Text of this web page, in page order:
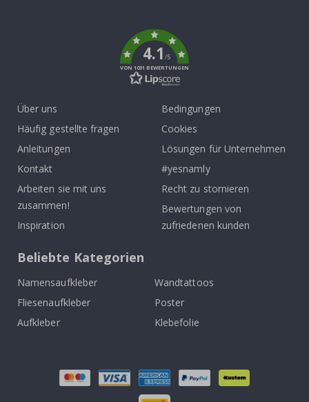
4.1/5
VON 1031 BEWERTUNGEN
Über uns
Häufig gestellte fragen
Anleitungen
Kontakt
Arbeiten sie mit uns
zusammen!
Inspiration
Bedingungen
Cookies
Lösungen für Unternehmen
#yesnamly
Recht zu stornieren
Bewertungen von
zufriedenen kunden
Beliebte Kategorien
Namensaufkleber
Wandtattoos
Fliesenaufkleber
Poster
Aufkleber
Klebefolie